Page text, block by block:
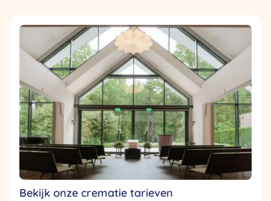
Bekijk onze crematie tarieven